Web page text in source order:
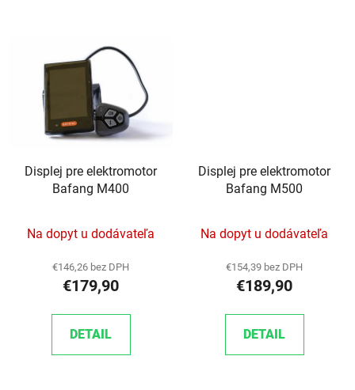
Displej pre elektromotor
Bafang M400
Na dopyt u dodávateľa
€146,26 bez DPH
€179,90
DETAIL
Displej pre elektromotor
Bafang M500
Na dopyt u dodávateľa
€154,39 bez DPH
€189,90
DETAIL